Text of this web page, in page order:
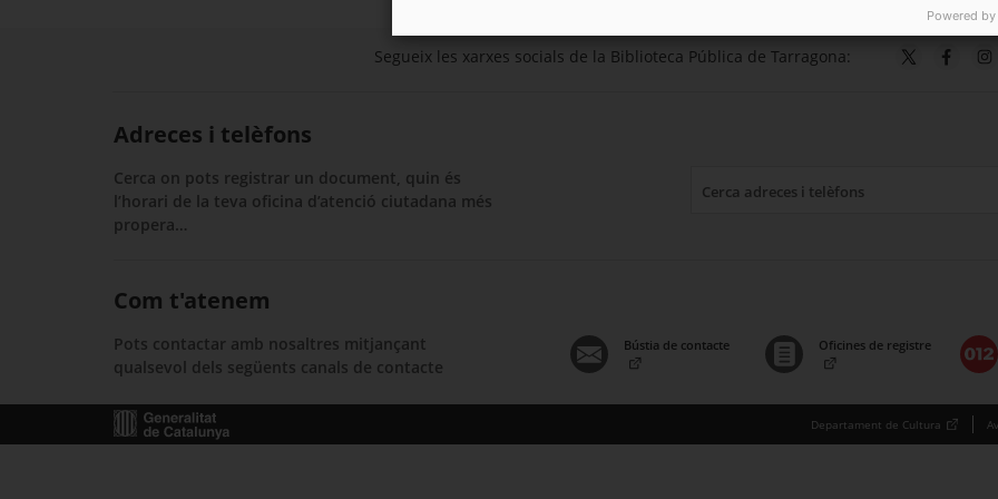
Segueix les xarxes socials de la Biblioteca Pública de Tarragona:
Adreces i telèfons
Cerca on pots registrar un document, quin és
l’horari de la teva oficina d’atenció ciutadana més
propera…
Com t'atenem
Pots contactar amb nosaltres mitjançant
qualsevol dels següents canals de contacte
Bústia de contacte
. Obre en una nova finestra.
Oficines de registre
. Obre en una nova finestra.
.
Departament de Cultura
Powered by